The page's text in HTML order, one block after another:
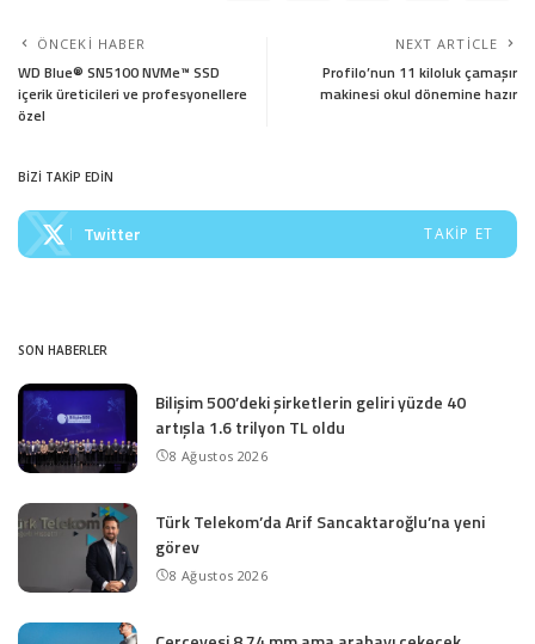
ÖNCEKI HABER
WD Blue® SN5100 NVMe™ SSD
içerik üreticileri ve profesyonellere
özel
NEXT ARTICLE
Profilo’nun 11 kiloluk çamaşır
makinesi okul dönemine hazır
BİZİ TAKİP EDİN
Twitter TAKIP ET
SON HABERLER
Bilişim 500’deki şirketlerin geliri yüzde 40
artışla 1.6 trilyon TL oldu
8 Ağustos 2026
Türk Telekom’da Arif Sancaktaroğlu’na yeni
görev
8 Ağustos 2026